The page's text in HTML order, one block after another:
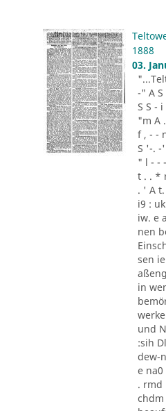
1888
03.
-" A
S S -
"m A
f , - -
S '-. -
" l - -
t . . *
. ' A
i9 :
iw. e
nen
sen
in
und
:sih
dew-
e
. rmd
chdm